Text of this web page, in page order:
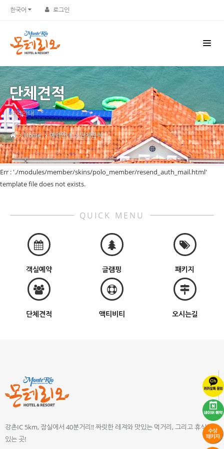
한국어 로그인
단체견적
예약안내
Home 예약안내 단체견적
Err : './modules/member/skins/polo_member/resend_auth_mail.html'
template file does not exists.
QUICK MENU
객실예약 글램핑 패키지
단체견적 액티비티 오시는길
강촌IC 5km, 잠실에서 40분거리!! 짜릿한 레져와 맛있는 먹거리, 그리고 휴식이
있는 곳!